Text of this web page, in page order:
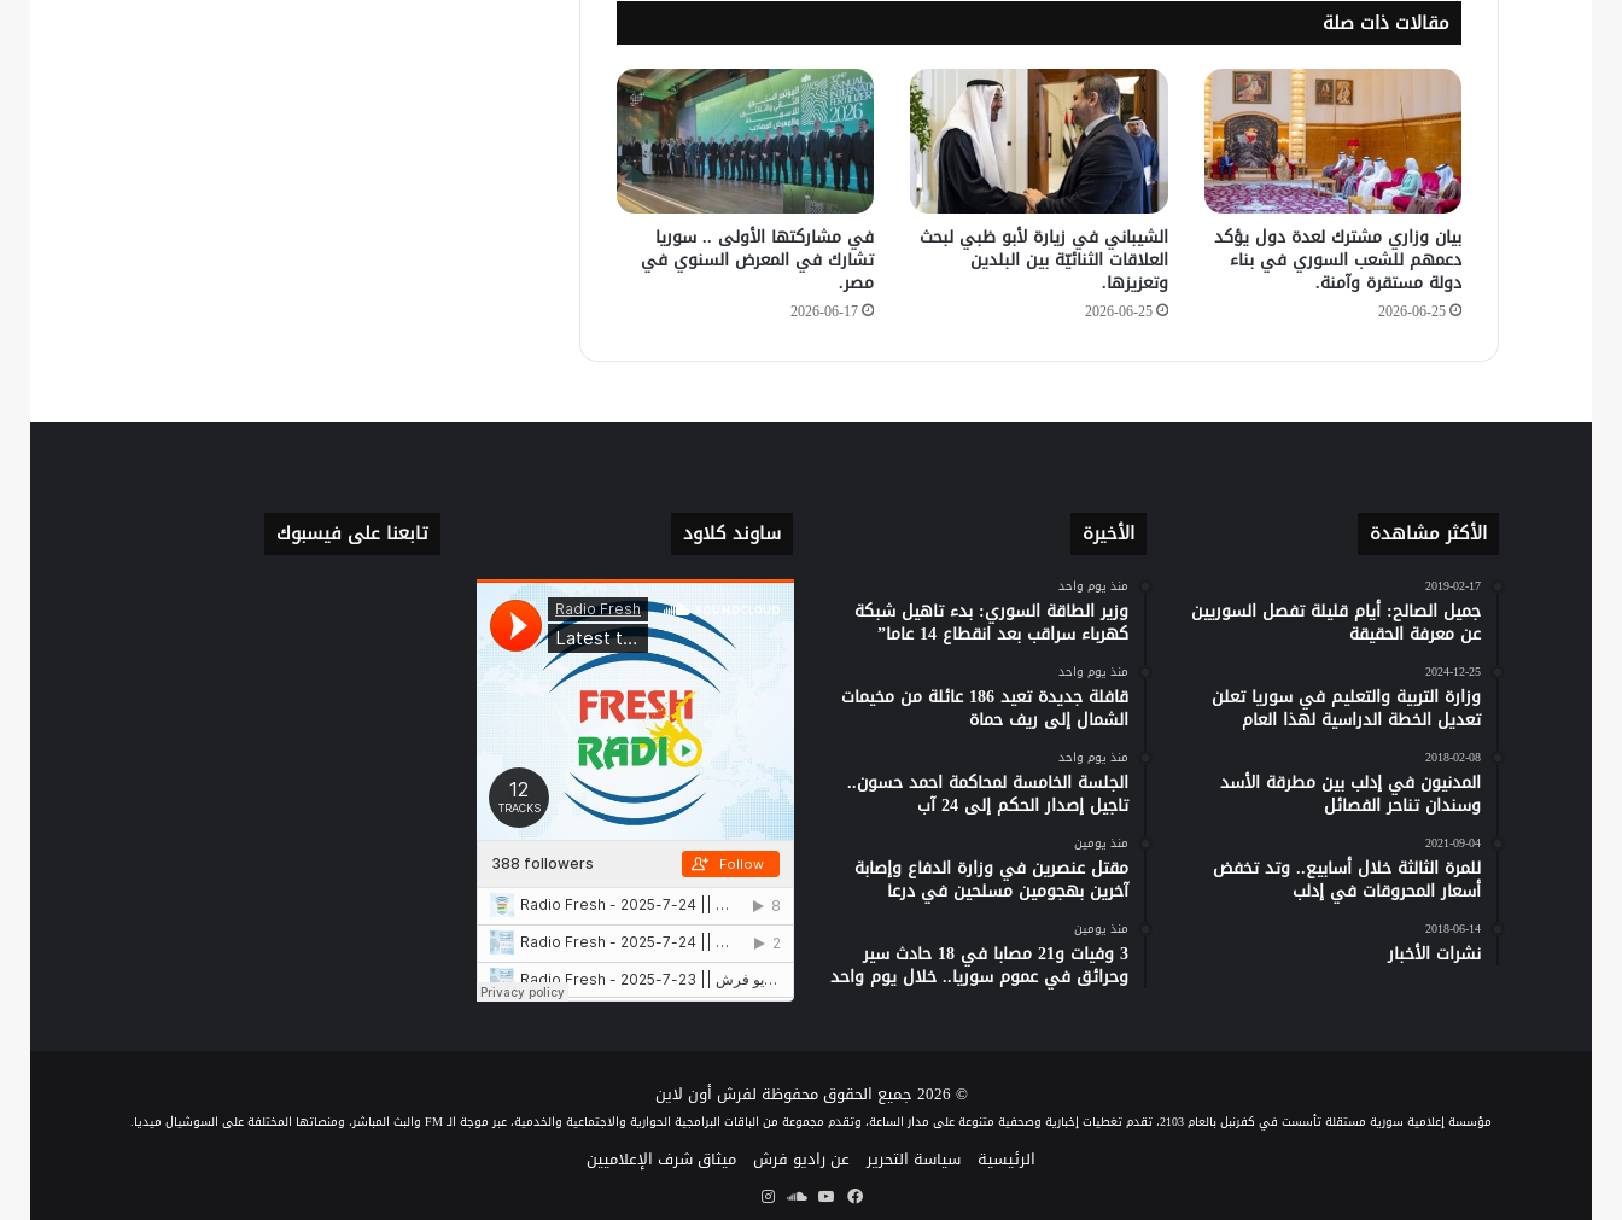
سليمان عبد الباقي مدير أمن السويداء
يكشف سبب انفجار مركبة على طريق
دمشق
في زيارته الأولى .. الرئيس الفرنسي
يصل إلى سوريا.
مقالات ذات صلة
بيان وزاري مشترك لعدة دول يؤكد
دعمهم للشعب السوري في بناء
دولة مستقرة وآمنة.
2026-06-25
الشيباني في زيارة لأبو ظبي لبحث
العلاقات الثنائيّة بين البلدين
وتعزيزها.
2026-06-25
في مشاركتها الأولى .. سوريا
تشارك في المعرض السنوي في
مصر.
2026-06-17
الأكثر مشاهدة
2019-02-17
جميل الصالح: أيام قليلة تفصل السوريين
عن معرفة الحقيقة
2024-12-25
وزارة التربية والتعليم في سوريا تعلن
تعديل الخطة الدراسية لهذا العام
2018-02-08
المدنيون في إدلب بين مطرقة الأسد
وسندان تناحر الفصائل
2021-09-04
للمرة الثالثة خلال أسابيع.. وتد تخفض
أسعار المحروقات في إدلب
2018-06-14
نشرات الأخبار
الأخيرة
منذ يوم واحد
وزير الطاقة السوري: بدء تاهيل شبكة
كهرباء سراقب بعد انقطاع 14 عاما”
منذ يوم واحد
قافلة جديدة تعيد 186 عائلة من مخيمات
الشمال إلى ريف حماة
منذ يوم واحد
الجلسة الخامسة لمحاكمة احمد حسون..
تاجيل إصدار الحكم إلى 24 آب
منذ يومين
مقتل عنصرين في وزارة الدفاع وإصابة
آخرين بهجومين مسلحين في درعا
منذ يومين
3 وفيات و21 مصابا في 18 حادث سير
وحرائق في عموم سوريا.. خلال يوم واحد
ساوند كلاود تابعنا على فيسبوك
© 2026 جميع الحقوق محفوظة لفرش أون لاين
مؤسسة إعلامية سورية مستقلة تأسست في كفرنبل بالعام 2103، تقدم تغطيات إخبارية وصحفية متنوعة على مدار الساعة، وتقدم مجموعة من الباقات البرامجية الحوارية والاجتماعية والخدمية، عبر موجة الـ FM والبث المباشر، ومنصاتها المختلفة على السوشيال ميديا.
الرئيسية سياسة التحرير عن راديو فرش ميثاق شرف الإعلاميين
فيسبوك
يوتيوب
ساوندانستقرام